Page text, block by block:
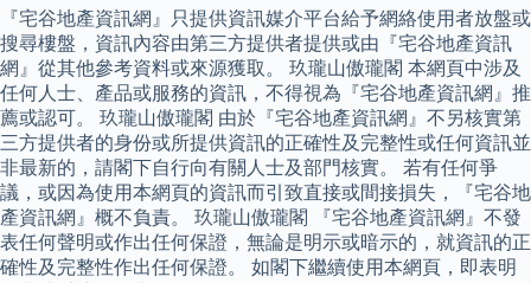
『宅谷地產資訊網』只提供資訊媒介平台給予網絡使用者放盤或
搜尋樓盤，資訊內容由第三方提供者提供或由『宅谷地產資訊
網』從其他參考資料或來源獲取。 玖瓏山傲瓏閣 本網頁中涉及
任何人士、產品或服務的資訊，不得視為『宅谷地產資訊網』推
薦或認可。 玖瓏山傲瓏閣 由於『宅谷地產資訊網』不另核實第
三方提供者的身份或所提供資訊的正確性及完整性或任何資訊並
非最新的，請閣下自行向有關人士及部門核實。 若有任何爭
議，或因為使用本網頁的資訊而引致直接或間接損失，『宅谷地
產資訊網』概不負責。 玖瓏山傲瓏閣 『宅谷地產資訊網』不發
表任何聲明或作出任何保證，無論是明示或暗示的，就資訊的正
確性及完整性作出任何保證。 如閣下繼續使用本網頁，即表明